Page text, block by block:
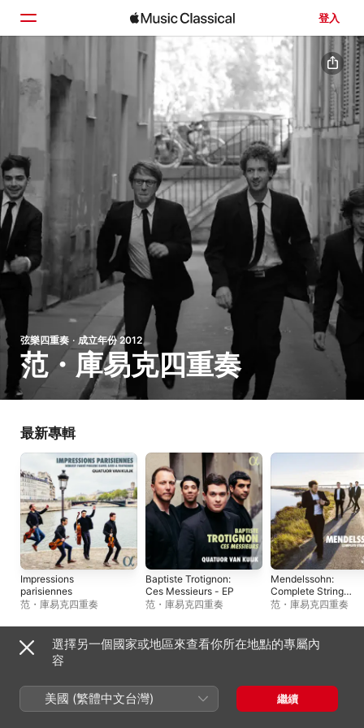
登入
首頁
弦樂四重奏 · 成立年份 2012
范・庫易克四重奏
最新專輯
Impressions
parisiennes
范・庫易克四重奏
Baptiste Trotignon:
Ces Messieurs - EP
范・庫易克四重奏
Mendelssohn:
Complete String
Quartets, Vol. 2
范・庫易克四重奏
單曲與 EP
選擇另一個國家或地區來查看你所在地點的專屬內
容
美國 (繁體中文台灣) 繼續